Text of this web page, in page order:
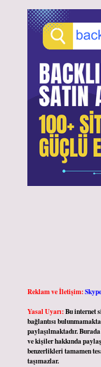
Reklam ve İletişim:
Yasal Uyarı:Bu internet
bağlantısı
paylaşılmaktadır.
ve kişiler hakkında
benzerlikleri tamamen
taşımazlar.